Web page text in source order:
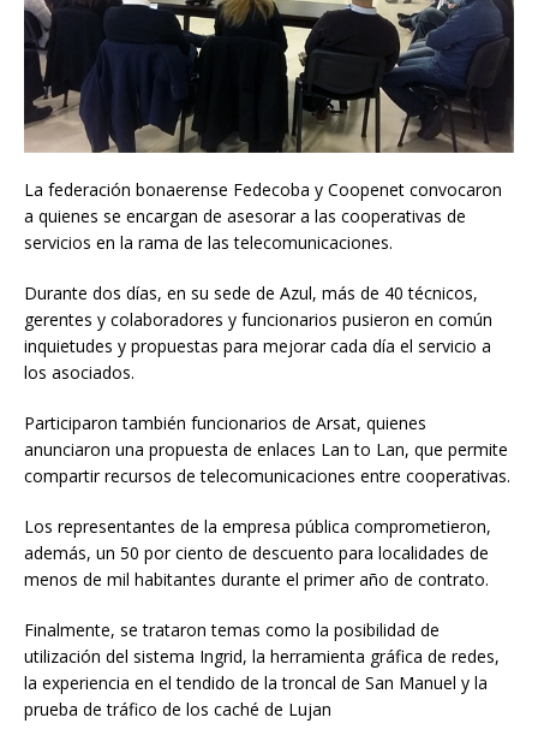
La federación bonaerense Fedecoba y Coopenet convocaron
a quienes se encargan de asesorar a las cooperativas de
servicios en la rama de las telecomunicaciones.
Durante dos días, en su sede de Azul, más de 40 técnicos,
gerentes y colaboradores y funcionarios pusieron en común
inquietudes y propuestas para mejorar cada día el servicio a
los asociados.
Participaron también funcionarios de Arsat, quienes
anunciaron una propuesta de enlaces Lan to Lan, que permite
compartir recursos de telecomunicaciones entre cooperativas.
Los representantes de la empresa pública comprometieron,
además, un 50 por ciento de descuento para localidades de
menos de mil habitantes durante el primer año de contrato.
Finalmente, se trataron temas como la posibilidad de
utilización del sistema Ingrid, la herramienta gráfica de redes,
la experiencia en el tendido de la troncal de San Manuel y la
prueba de tráfico de los caché de Lujan